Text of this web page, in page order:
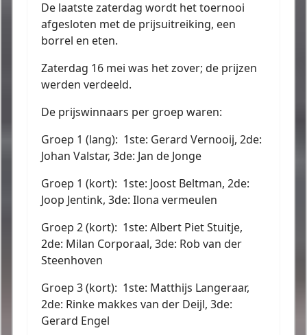
De laatste zaterdag wordt het toernooi
afgesloten met de prijsuitreiking, een
borrel en eten.
Zaterdag 16 mei was het zover; de prijzen
werden verdeeld.
De prijswinnaars per groep waren:
Groep 1 (lang): 1ste: Gerard Vernooij, 2de:
Johan Valstar, 3de: Jan de Jonge
Groep 1 (kort): 1ste: Joost Beltman, 2de:
Joop Jentink, 3de: Ilona vermeulen
Groep 2 (kort): 1ste: Albert Piet Stuitje,
2de: Milan Corporaal, 3de: Rob van der
Steenhoven
Groep 3 (kort): 1ste: Matthijs Langeraar,
2de: Rinke makkes van der Deijl, 3de:
Gerard Engel